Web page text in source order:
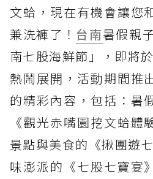
文蛤，現在有機會讓您
兼洗褲了！ 台南暑假親
南七股海鮮節」，即將
熱鬧展開，活動期間推
的精彩內容，包括：暑
《觀光赤嘴園挖文蛤體
景點與美食的《揪團遊
味澎派的《七股七寶宴